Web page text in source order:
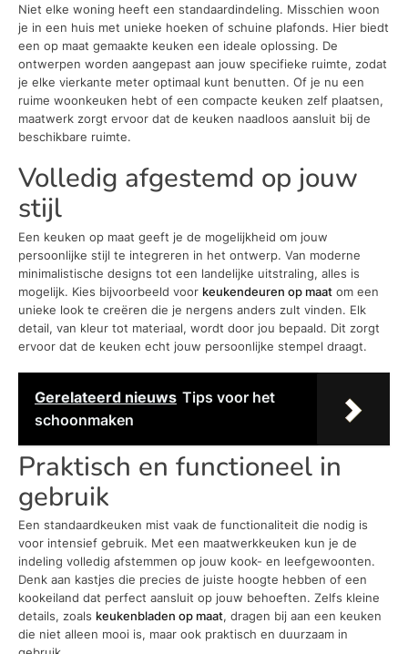
Niet elke woning heeft een standaardindeling. Misschien woon
je in een huis met unieke hoeken of schuine plafonds. Hier biedt
een op maat gemaakte keuken een ideale oplossing. De
ontwerpen worden aangepast aan jouw specifieke ruimte, zodat
je elke vierkante meter optimaal kunt benutten. Of je nu een
ruime woonkeuken hebt of een compacte keuken zelf plaatsen,
maatwerk zorgt ervoor dat de keuken naadloos aansluit bij de
beschikbare ruimte.
Volledig afgestemd op jouw
stijl
Een keuken op maat geeft je de mogelijkheid om jouw
persoonlijke stijl te integreren in het ontwerp. Van moderne
minimalistische designs tot een landelijke uitstraling, alles is
mogelijk. Kies bijvoorbeeld voor keukendeuren op maat om een
unieke look te creëren die je nergens anders zult vinden. Elk
detail, van kleur tot materiaal, wordt door jou bepaald. Dit zorgt
ervoor dat de keuken echt jouw persoonlijke stempel draagt.
Gerelateerd nieuws Tips voor het
schoonmaken
Praktisch en functioneel in
gebruik
Een standaardkeuken mist vaak de functionaliteit die nodig is
voor intensief gebruik. Met een maatwerkkeuken kun je de
indeling volledig afstemmen op jouw kook- en leefgewoonten.
Denk aan kastjes die precies de juiste hoogte hebben of een
kookeiland dat perfect aansluit op jouw behoeften. Zelfs kleine
details, zoals keukenbladen op maat, dragen bij aan een keuken
die niet alleen mooi is, maar ook praktisch en duurzaam in